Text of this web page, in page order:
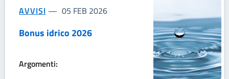
AVVISI 05 FEB 2026
Bonus idrico 2026
Argomenti: